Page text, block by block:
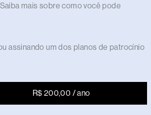
mais sobre como você pode
assinando um dos planos de patrocínio
R$ 200,00 / ano